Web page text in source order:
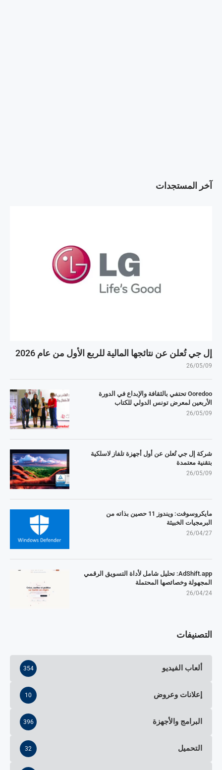
آخر المستجدات
إل جي تُعلن عن نتائجها المالية للربع الأول من عام 2026
26/05/09
Ooredoo تحتفي بالثقافة والإبداع في الدورة
الأربعين لمعرض تونس الدولي للكتاب
26/05/09
شركة إل جي تُعلن عن أول أجهزة تلفاز لاسلكية
بتقنية معتمدة
26/05/09
مايكروسوفت: ويندوز 11 حصين بذاته من
البرمجيات الخبيثة
26/04/27
AdShift.app: تحليل شامل لأداة التسويق الرقمي
المجهولة وخصائصها المحتملة
26/04/24
التصنيفات
ألعاب الفيديو 354
إعلانات وعروض 10
البرامج والأجهزة 396
التحميل 32